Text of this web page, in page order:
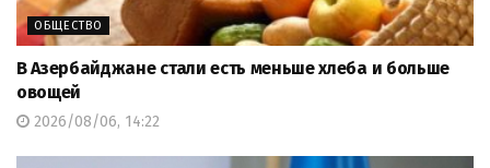
ОБЩЕСТВО
В Азербайджане стали есть меньше хлеба и больше
овощей
2026/08/06, 14:22